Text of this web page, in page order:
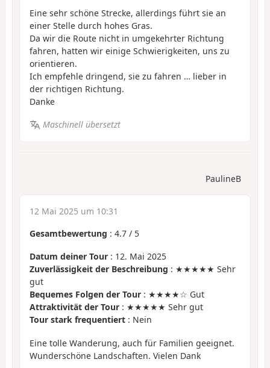
Eine sehr schöne Strecke, allerdings führt sie an
einer Stelle durch hohes Gras.
Da wir die Route nicht in umgekehrter Richtung
fahren, hatten wir einige Schwierigkeiten, uns zu
orientieren.
Ich empfehle dringend, sie zu fahren … lieber in
der richtigen Richtung.
Danke
Maschinell übersetzt
PaulineB
12 Mai 2025 um 10:31
Gesamtbewertung : 4.7 / 5
Datum deiner Tour : 12. Mai 2025
Zuverlässigkeit der Beschreibung : ★★★★★ Sehr
gut
Bequemes Folgen der Tour : ★★★★☆ Gut
Attraktivität der Tour : ★★★★★ Sehr gut
Tour stark frequentiert : Nein
Eine tolle Wanderung, auch für Familien geeignet.
Wunderschöne Landschaften. Vielen Dank